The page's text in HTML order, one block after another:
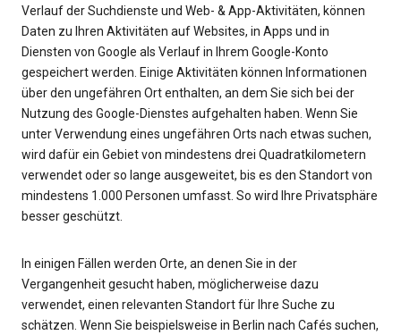
Verlauf der Suchdienste und Web- & App-Aktivitäten, können
Daten zu Ihren Aktivitäten auf Websites, in Apps und in
Diensten von Google als Verlauf in Ihrem Google-Konto
gespeichert werden. Einige Aktivitäten können Informationen
über den ungefähren Ort enthalten, an dem Sie sich bei der
Nutzung des Google-Dienstes aufgehalten haben. Wenn Sie
unter Verwendung eines ungefähren Orts nach etwas suchen,
wird dafür ein Gebiet von mindestens drei Quadratkilometern
verwendet oder so lange ausgeweitet, bis es den Standort von
mindestens 1.000 Personen umfasst. So wird Ihre Privatsphäre
besser geschützt.
In einigen Fällen werden Orte, an denen Sie in der
Vergangenheit gesucht haben, möglicherweise dazu
verwendet, einen relevanten Standort für Ihre Suche zu
schätzen. Wenn Sie beispielsweise in Berlin nach Cafés suchen,